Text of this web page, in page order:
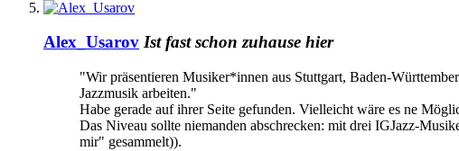
Alex_Usarov Ist fast schon zuhause hier
"Wir präsentieren Musiker*innen aus Stuttgart, Baden-
Jazzmusik arbeiten."
Habe gerade auf ihrer Seite gefunden. Vielleicht wäre es ne
Das Niveau sollte niemanden abschrecken: mit drei IGJazz-
mir" gesammelt)).